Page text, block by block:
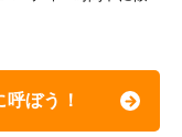
ぼう！